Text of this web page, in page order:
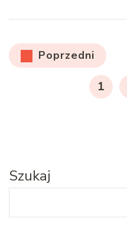
Poprzedni
1
Szukaj